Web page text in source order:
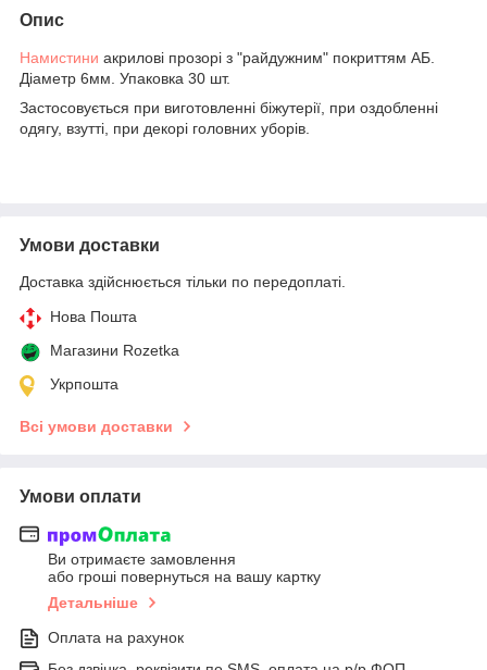
Опис
Намистини акрилові прозорі з "райдужним" покриттям АБ.
Діаметр 6мм. Упаковка 30 шт.
Застосовується при виготовленні біжутерії, при оздобленні
одягу, взутті, при декорі головних уборів.
Умови доставки
Доставка здійснюється тільки по передоплаті.
Нова Пошта
Магазини Rozetka
Укрпошта
Всі умови доставки
Умови оплати
Ви отримаєте замовлення
або гроші повернуться на вашу картку
Детальніше
Оплата на рахунок